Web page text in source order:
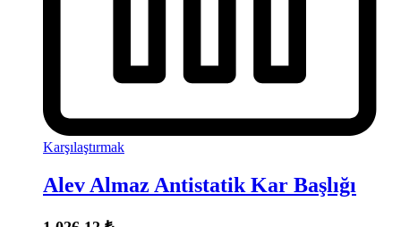
Karşılaştırmak
Alev Almaz Antistatik Kar Başlığı